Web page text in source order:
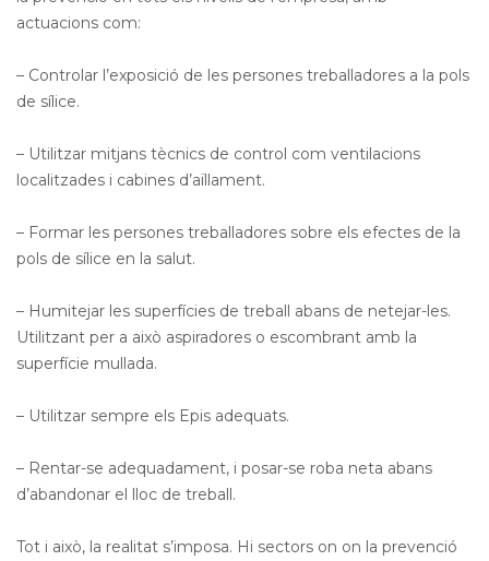
actuacions com:
– Controlar l’exposició de les persones treballadores a la pols
de sílice.
– Utilitzar mitjans tècnics de control com ventilacions
localitzades i cabines d’aïllament.
– Formar les persones treballadores sobre els efectes de la
pols de sílice en la salut.
– Humitejar les superfícies de treball abans de netejar-les.
Utilitzant per a això aspiradores o escombrant amb la
superfície mullada.
– Utilitzar sempre els Epis adequats.
– Rentar-se adequadament, i posar-se roba neta abans
d’abandonar el lloc de treball.
Tot i això, la realitat s’imposa. Hi sectors on on la prevenció